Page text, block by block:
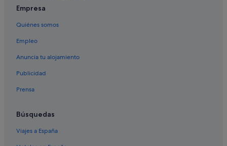
Hoteles cápsula en Os Peares
de Sil
Pensiones en Nogueira de Ramuín
Hoteles de 3 estrellas en Santo Estevo de Ribas de Sil
Empresa
Quiénes somos
Empleo
Anuncia tu alojamiento
Publicidad
Prensa
Búsquedas
Viajes a España